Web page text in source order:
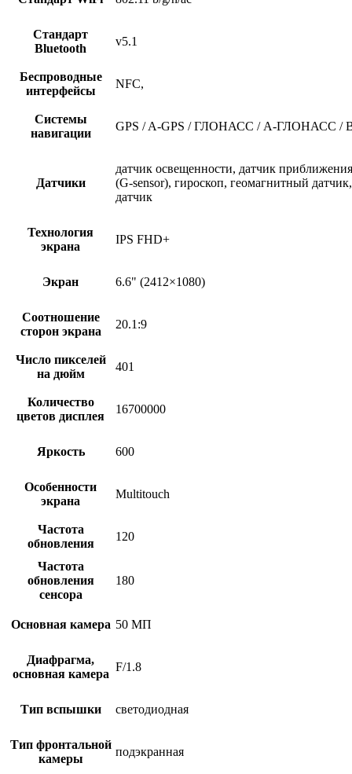
Стандарт
Bluetooth
v5.1
Беспроводные
интерфейсы
NFC,
Системы
навигации
GPS / A-GPS / ГЛОНАСС / А-ГЛОНАСС /
Датчики
датчик освещенности, датчик
(G-sensor), гироскоп, геомагнитный
датчик
Технология
экрана
IPS FHD+
Экран 6.6" (2412×1080)
Соотношение
сторон экрана
20.1:9
Число пикселей
на дюйм
401
Количество
цветов дисплея
16700000
Яркость 600
Особенности
экрана
Multitouch
Частота
обновления
120
Частота
обновления
сенсора
180
Основная камера 50 МП
Диафрагма,
основная камера
F/1.8
Тип вспышки светодиодная
Тип фронтальной
камеры
подэкранная